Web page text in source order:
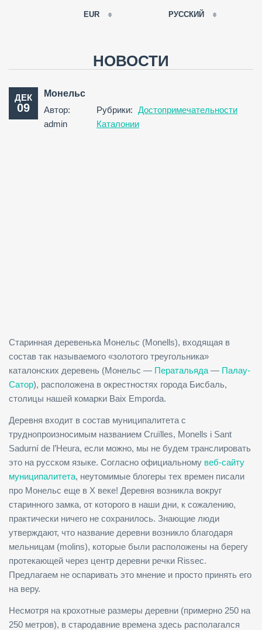
EUR
RUB
РУССКИЙ
ESPAÑOL
НОВОСТИ
ДЕК
09
Монельс
Автор:
admin
Рубрики: Достопримечательности
Каталонии
Старинная деревенька Монельс (Monells), входящая в
состав так называемого «золотого треугольника»
каталонских деревень (Монельс — Ператальяда — Палау-
Сатор), расположена в окрестностях города Бисбаль,
столицы нашей комарки Baix Emporda.
Деревня входит в состав муниципалитета с
труднопроизносимым названием Cruïlles, Monells i Sant
Sadurní de l’Heura, если можно, мы не будем транслировать
это на русском языке. Согласно официальному веб-сайту
муниципалитета, неутомимые блогеры тех времен писали
про Монельс еще в X веке! Деревня возникла вокруг
старинного замка, от которого в наши дни, к сожалению,
практически ничего не сохранилось. Знающие люди
утверждают, что название деревни возникло благодаря
мельницам (molins), которые были расположены на берегу
протекающей через центр деревни речки Rissec.
Предлагаем не оспаривать это мнение и просто принять его
на веру.
Несмотря на крохотные размеры деревни (примерно 250 на
250 метров), в стародавние времена здесь располагался